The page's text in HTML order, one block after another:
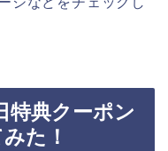
特典クーポン
た！